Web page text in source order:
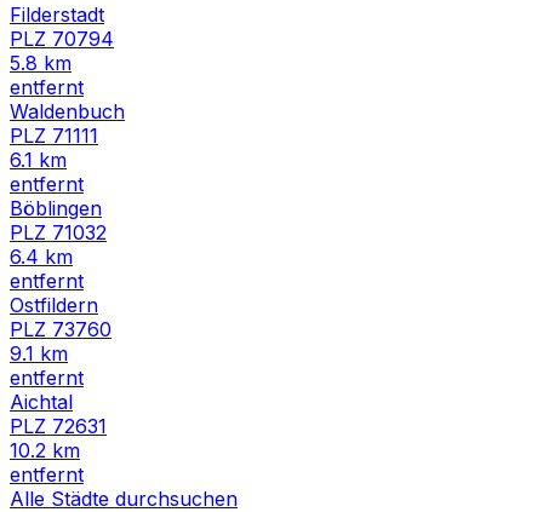
Filderstadt
PLZ 70794
5.8 km
entfernt
Waldenbuch
PLZ 71111
6.1 km
entfernt
Böblingen
PLZ 71032
6.4 km
entfernt
Ostfildern
PLZ 73760
9.1 km
entfernt
Aichtal
PLZ 72631
10.2 km
entfernt
Alle Städte durchsuchen